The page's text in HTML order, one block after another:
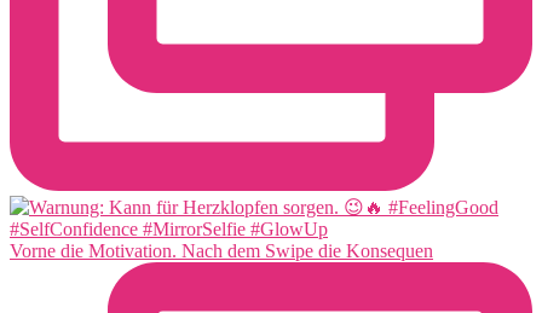
Vorne die Motivation. Nach dem Swipe die Konsequen